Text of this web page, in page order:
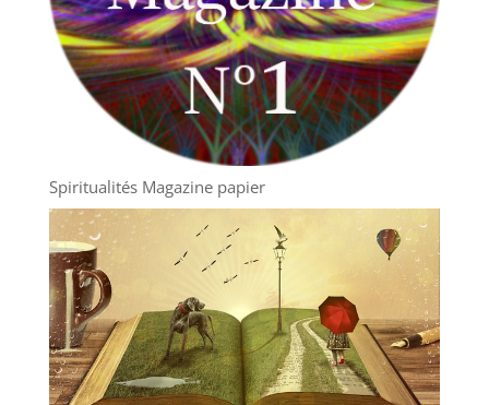
Spiritualités Magazine papier